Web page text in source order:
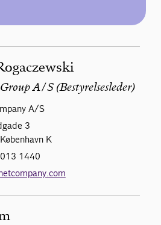
A/S (Bestyrelsesleder)
A/S
3
K
1440